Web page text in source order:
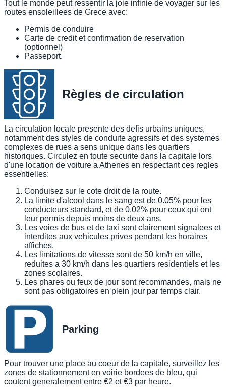
Tout le monde peut ressentir la joie infinie de voyager sur les
routes ensoleillees de Grece avec:
Permis de conduire
Carte de credit et confirmation de reservation
(optionnel)
Passeport.
Règles de circulation
La circulation locale presente des defis urbains uniques,
notamment des styles de conduite agressifs et des systemes
complexes de rues a sens unique dans les quartiers
historiques. Circulez en toute securite dans la capitale lors
d'une location de voiture a Athenes en respectant ces regles
essentielles:
Conduisez sur le cote droit de la route.
La limite d'alcool dans le sang est de 0.05% pour les
conducteurs standard, et de 0.02% pour ceux qui ont
leur permis depuis moins de deux ans.
Les voies de bus et de taxi sont clairement signalees et
interdites aux vehicules prives pendant les horaires
affiches.
Les limitations de vitesse sont de 50 km/h en ville,
reduites a 30 km/h dans les quartiers residentiels et les
zones scolaires.
Les phares ou feux de jour sont recommandes, mais ne
sont pas obligatoires en plein jour par temps clair.
Parking
Pour trouver une place au coeur de la capitale, surveillez les
zones de stationnement en voirie bordees de bleu, qui
coutent generalement entre €2 et €3 par heure.